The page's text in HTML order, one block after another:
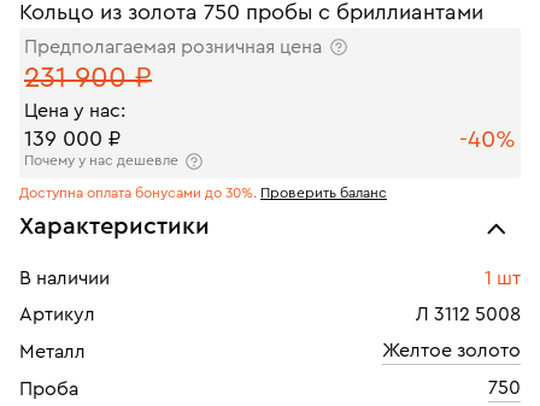
Кольцо из золота 750 пробы с бриллиантами
Предполагаемая розничная цена
231 900 ₽
Цена у нас:
139 000 ₽ -40%
Почему у нас дешевле
Доступна оплата бонусами до 30%. Проверить баланс
Характеристики
В наличии
1 шт
Артикул
Л 3112 5008
Металл
Желтое золото
Проба
750